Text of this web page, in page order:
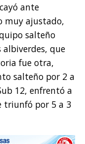
ante
muy ajustado,
salteño
que
fue otra,
salteño por 2 a
12, enfrentó a
triunfó por 5 a 3